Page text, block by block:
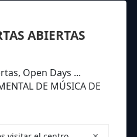
ABIERTAS
Open Days ...
DE MÚSICA DE